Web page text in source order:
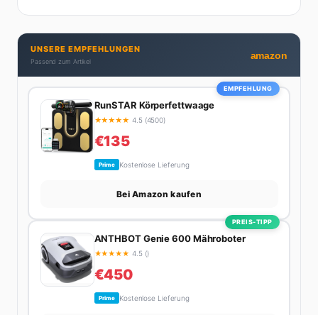
Brunch-Spot der Stadt. Ihre Interior-Tipps basieren
auf echter Erfahrung – ihre Wohnung wurde schon
zweimal in Design-Blogs gefeatured.
UNSERE EMPFEHLUNGEN
Passend zum Artikel
amazon
EMPFEHLUNG
RunSTAR Körperfettwaage
★★★★★ 4.5 (4500)
€135
Prime Kostenlose Lieferung
Bei Amazon kaufen
PREIS-TIPP
ANTHBOT Genie 600 Mähroboter
★★★★★ 4.5 ()
€450
Prime Kostenlose Lieferung